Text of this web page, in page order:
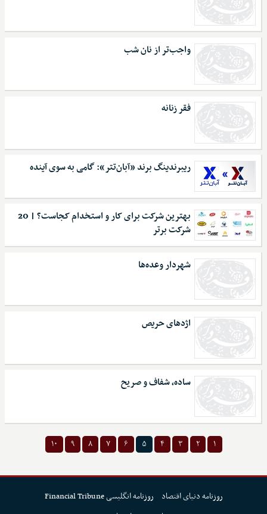
واجب‌تر از نان شب
فقر زنانه
ریبرندینگ برند «آبان‌تتر»: گامی به سوی آینده
بهترین شرکت برای کار و استخدام کجاست؟ | 20
شرکت برتر
شهردار وعده‌ها
اژدهای حریص
ساده، شفاف و صریح
۱ ۲ ۳ ۴ ۵ ۶ ۷ ۸ ۹ ۱۰
روزنامه دنیای اقتصاد
روزنامه انگلیسی Financial Tribune